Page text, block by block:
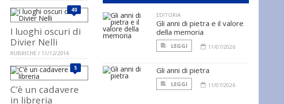
40
I luoghi oscuri di
Divier Nelli
RUBRICHE / 11/12/2014
5
C’è un cadavere
in libreria
EDITORIA
Gli anni di pietra e il valore
della memoria
LEGGI 11/07/2026
Gli anni di pietra
LEGGI 11/07/2026